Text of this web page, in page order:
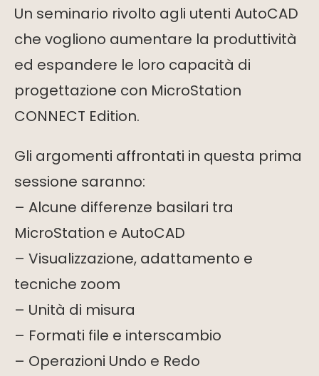
Un seminario rivolto agli utenti AutoCAD
che vogliono aumentare la produttività
ed espandere le loro capacità di
progettazione con MicroStation
CONNECT Edition.
Gli argomenti affrontati in questa prima
sessione saranno:
– Alcune differenze basilari tra
MicroStation e AutoCAD
– Visualizzazione, adattamento e
tecniche zoom
– Unità di misura
– Formati file e interscambio
– Operazioni Undo e Redo